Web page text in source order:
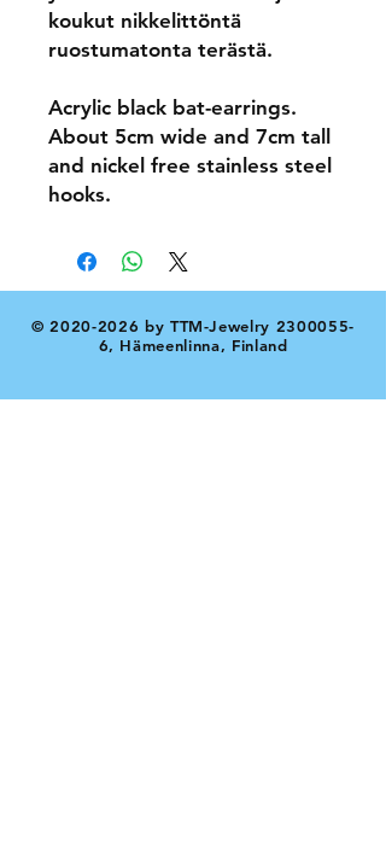
koukut nikkelittöntä
ruostumatonta terästä.
Acrylic black bat-earrings.
About 5cm wide and 7cm tall
and nickel free stainless steel
hooks.
©2020-2026 by TTM-Jewelry 2300055-
6, Hämeenlinna, Finland